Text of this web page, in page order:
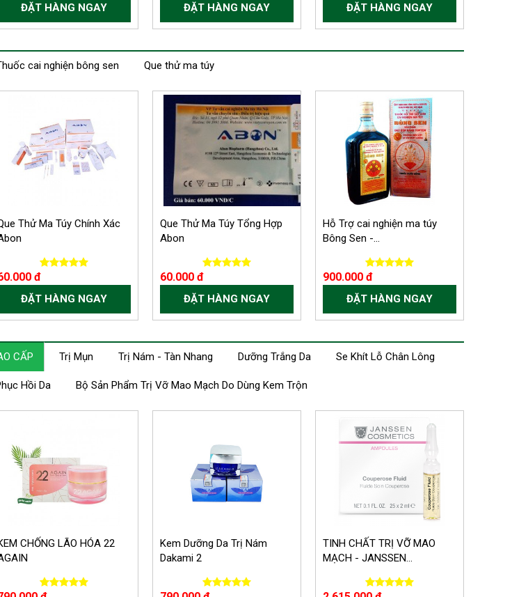
ĐẶT HÀNG NGAY ĐẶT HÀNG NGAY ĐẶT HÀNG NGAY
cai nghiện bông sen Que thử ma túy
Thử Ma Túy Chính Xác
đ
ĐẶT HÀNG NGAY
Que Thử Ma Túy Tổng Hợp
Abon
60.000 đ
ĐẶT HÀNG NGAY
Hỗ Trợ cai nghiện ma túy
Bông Sen -...
900.000 đ
ĐẶT HÀNG NGAY
CẤP Trị Mụn Trị Nám - Tàn Nhang Dưỡng Trắng Da Se Khít Lỗ Chân Lông
Hồi Da Bộ Sản Phẩm Trị Vỡ Mao Mạch Do Dùng Kem Trộn
CHỐNG LÃO HÓA 22
Kem Dưỡng Da Trị Nám
Dakami 2
TINH CHẤT TRỊ VỠ MAO
MẠCH - JANSSEN...